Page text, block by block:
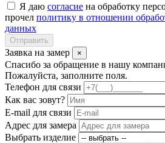
Я даю согласие на обработку
прочел политику в отношении
данных
Отправить
Заявка на замер ×
Спасибо за обращение в нашу
Пожалуйста, заполните поля.
Телефон для связи
Как вас зовут?
E-mail для связи
Адрес для замера
Выбрать изделие